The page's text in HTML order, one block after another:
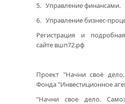
5. Управление финансами.
6. Управление бизнес-
Регистрация и
сайте вшп72.рф
Проект "Начни своё
Фонда "Инвестиционное
"Начни свое дело.